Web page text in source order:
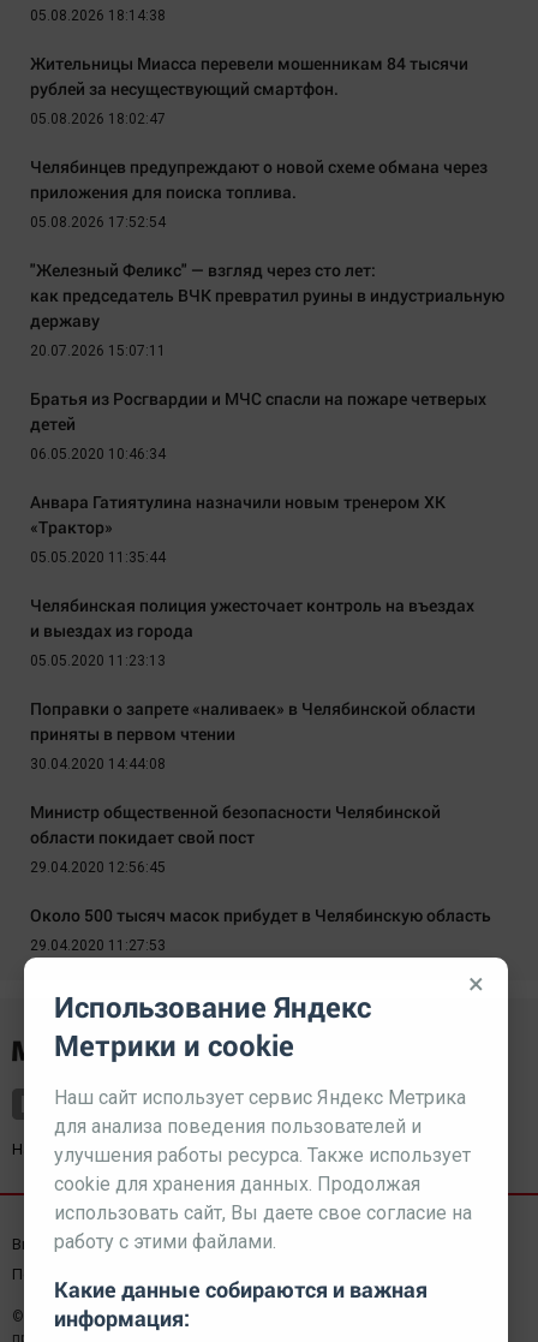
05.08.2026 18:14:38
Жительницы Миасса перевели мошенникам 84 тысячи
рублей за несуществующий смартфон.
05.08.2026 18:02:47
Челябинцев предупреждают о новой схеме обмана через
приложения для поиска топлива.
05.08.2026 17:52:54
"Железный Феликс" — взгляд через сто лет:
как председатель ВЧК превратил руины в индустриальную
державу
20.07.2026 15:07:11
Братья из Росгвардии и МЧС спасли на пожаре четверых
детей
06.05.2020 10:46:34
Анвара Гатиятулина назначили новым тренером ХК
«Трактор»
05.05.2020 11:35:44
Челябинская полиция ужесточает контроль на въездах
и выездах из города
05.05.2020 11:23:13
Поправки о запрете «наливаек» в Челябинской области
приняты в первом чтении
30.04.2020 14:44:08
Министр общественной безопасности Челябинской
области покидает свой пост
29.04.2020 12:56:45
Около 500 тысяч масок прибудет в Челябинскую область
29.04.2020 11:27:53
Наш партнерkurorty-sochi.ru
Выходные данные СМИ Реклама
Пользовательское соглашение
© 2026 МЕДИАЗАВОД — Сайт может содержать контент,
×
Использование Яндекс
Метрики и cookie
Наш сайт использует сервис Яндекс Метрика
для анализа поведения пользователей и
улучшения работы ресурса. Также использует
cookie для хранения данных. Продолжая
использовать сайт, Вы даете свое согласие на
работу с этими файлами.
Какие данные собираются и важная
информация: